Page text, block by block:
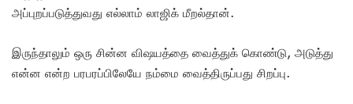
அப்புறப்படுத்துவது எல்லாம் லாஜிக் மீறல்தான்.
இருந்தாலும் ஒரு சின்ன விஷயத்தை வைத்துக் கொண்டு, அடுத்து
என்ன என்ற பரபரப்பிலேயே நம்மை வைத்திருப்பது சிறப்பு.